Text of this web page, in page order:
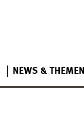
NEWS & THEMEN